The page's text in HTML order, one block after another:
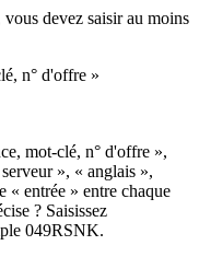
devez saisir au moins
n° d'offre »
mot-clé, n° d'offre »,
», « anglais »,
« entrée » entre chaque
? Saisissez
049RSNK.